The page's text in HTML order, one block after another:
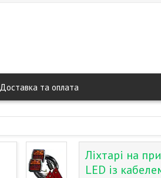
Доставка та оплата
Ліхтарі на
LED із